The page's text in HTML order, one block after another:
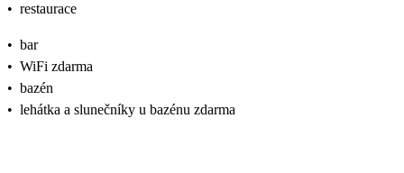
• restaurace
• bar
• WiFi zdarma
• bazén
• lehátka a slunečníky u bazénu zdarma